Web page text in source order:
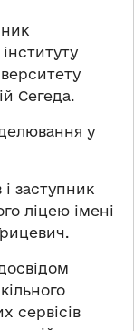
Сегеда.
у
заступник
ліцею імені
сервісів